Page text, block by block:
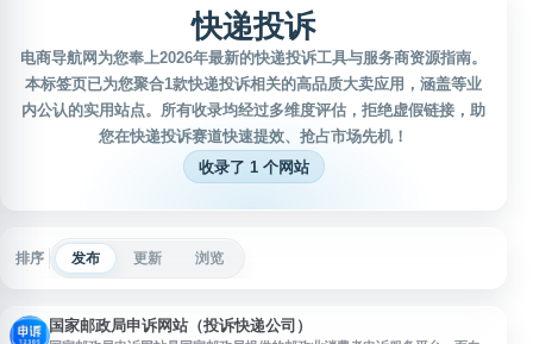
快递投诉
电商导航网为您奉上2026年最新的快递投诉工具与服务商资源指南。
本标签页已为您聚合1款快递投诉相关的高品质大卖应用，涵盖等业
内公认的实用站点。所有收录均经过多维度评估，拒绝虚假链接，助
您在快递投诉赛道快速提效、抢占市场先机！
收录了 1 个网站
排序 发布 更新 浏览
国家邮政局申诉网站（投诉快递公司）